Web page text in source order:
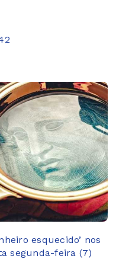
esquecido’ nos
segunda-feira (7)